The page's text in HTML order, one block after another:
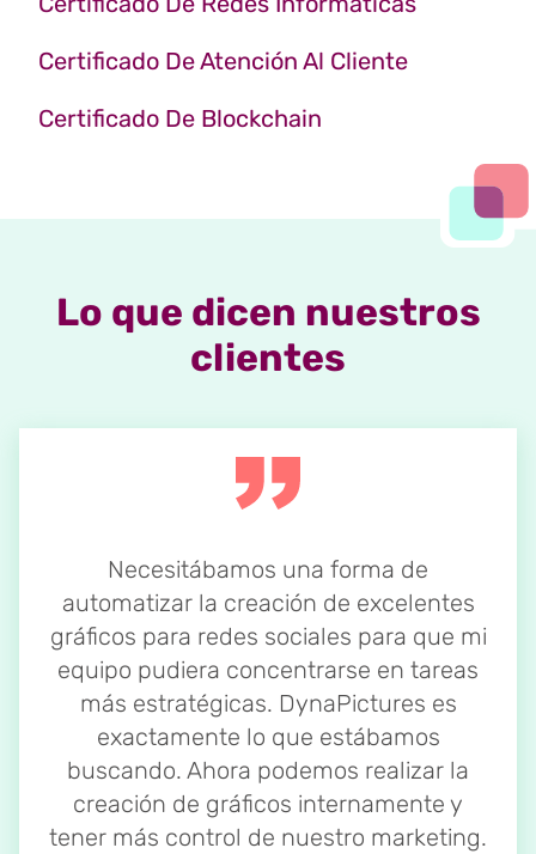
Certificado De Atención Al Cliente
Certificado De Blockchain
Lo que dicen nuestros
clientes
Necesitábamos una forma de
automatizar la creación de excelentes
gráficos para redes sociales para que mi
equipo pudiera concentrarse en tareas
más estratégicas. DynaPictures es
exactamente lo que estábamos
buscando. Ahora podemos realizar la
creación de gráficos internamente y
tener más control de nuestro marketing.